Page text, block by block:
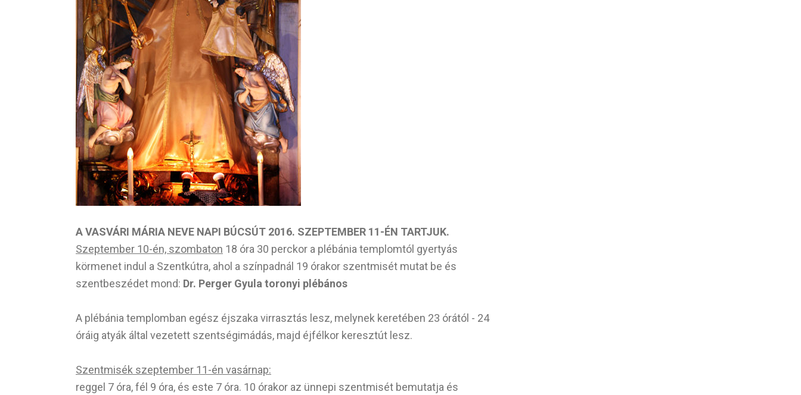
A VASVÁRI MÁRIA NEVE NAPI BÚCSÚT 2016. SZEPTEMBER 11-ÉN TARTJUK.
Szeptember 10-én, szombaton 18 óra 30 perckor a plébánia templomtól gyertyás
körmenet indul a Szentkútra, ahol a színpadnál 19 órakor szentmisét mutat be és
szentbeszédet mond: Dr. Perger Gyula toronyi plébános
A plébánia templomban egész éjszaka virrasztás lesz, melynek keretében 23 órától - 24
óráig atyák által vezetett szentségimádás, majd éjfélkor keresztút lesz.
Szentmisék szeptember 11-én vasárnap:
reggel 7 óra, fél 9 óra, és este 7 óra. 10 órakor az ünnepi szentmisét bemutatja és